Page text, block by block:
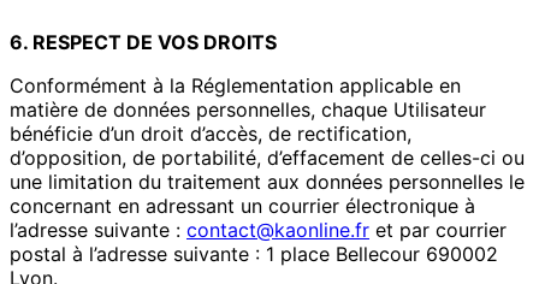
6. RESPECT DE VOS DROITS
Conformément à la Réglementation applicable en
matière de données personnelles, chaque Utilisateur
bénéficie d’un droit d’accès, de rectification,
d’opposition, de portabilité, d’effacement de celles-ci ou
une limitation du traitement aux données personnelles le
concernant en adressant un courrier électronique à
l’adresse suivante : contact@kaonline.fr et par courrier
postal à l’adresse suivante : 1 place Bellecour 690002
Lyon.